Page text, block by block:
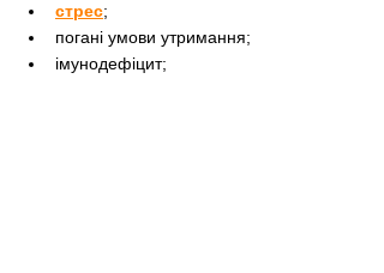
стрес;
погані умови утримання;
імунодефіцит;